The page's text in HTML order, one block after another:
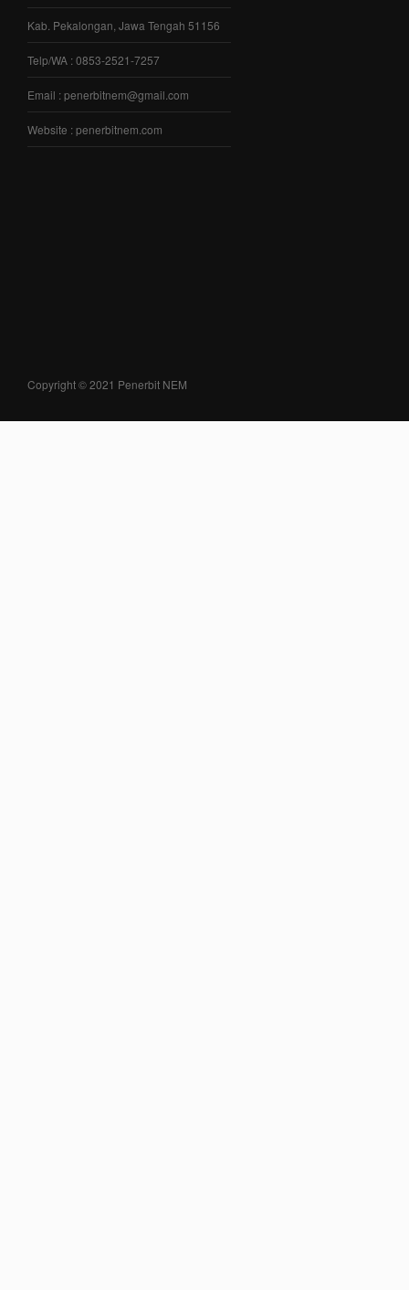
Kab. Pekalongan, Jawa Tengah 51156
Telp/WA : 0853-2521-7257
Email : penerbitnem@gmail.com
Website : penerbitnem.com
Copyright © 2021 Penerbit NEM